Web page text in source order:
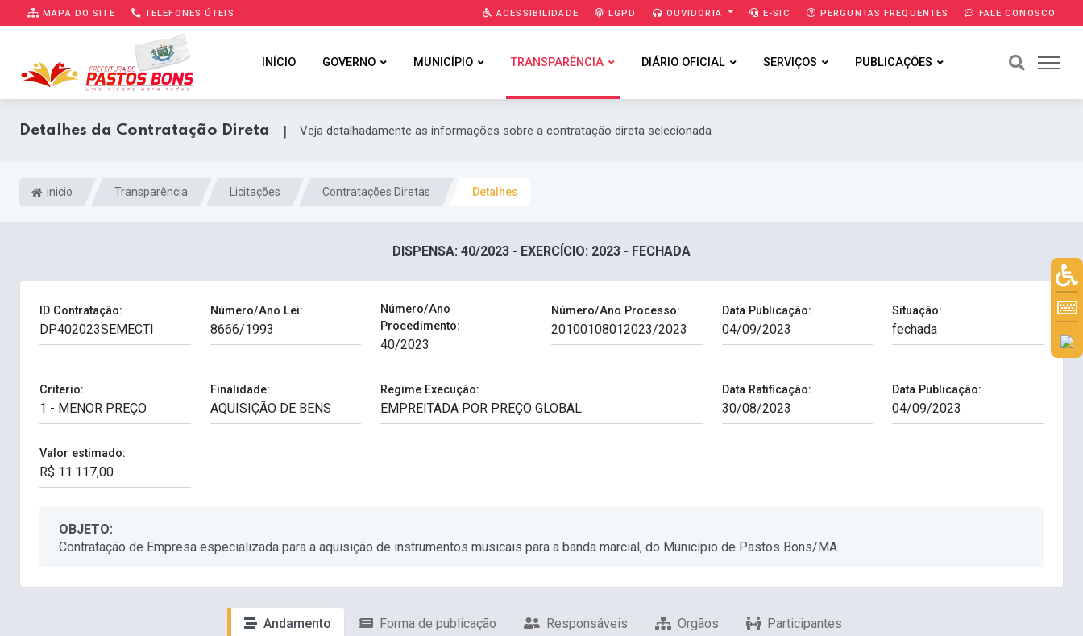
MAPA DO SITE TELEFONES ÚTEIS ACESSIBILIDADE LGPD OUVIDORIA E-SIC PERGUNTAS FREQUENTES FALE CONOSCO
INÍCIO GOVERNO MUNICÍPIO TRANSPARÊNCIA DIÁRIO OFICIAL SERVIÇOS PUBLICAÇÕES
Detalhes da Contratação Direta | Veja detalhadamente as informações sobre a contratação direta selecionada
inicio Transparência Licitações Contratações Diretas Detalhes
DISPENSA: 40/2023 - EXERCÍCIO: 2023 - FECHADA
ID Contratação: Número/Ano Lei:
Número/Ano
Procedimento:
Número/Ano Processo: Data Publicação: Situação:
Criterio: Finalidade: Regime Execução: Data Ratificação: Data Publicação:
Valor estimado:
OBJETO:
Contratação de Empresa especializada para a aquisição de instrumentos musicais para a banda marcial, do Município de Pastos Bons/MA.
Andamento Forma de publicação Responsáveis Orgãos Participantes